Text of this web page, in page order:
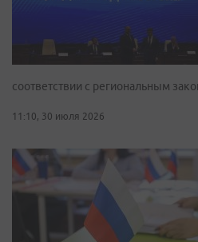
соответствии с региональным
11:10, 30 июля 2026